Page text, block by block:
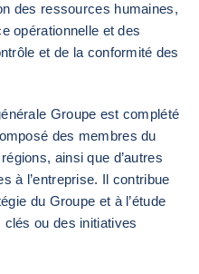
des ressources humaines,
opérationnelle et des
et de la conformité des
Groupe est complété
des membres du
ainsi que d’autres
à l’entreprise. Il contribue
du Groupe et à l’étude
ou des initiatives